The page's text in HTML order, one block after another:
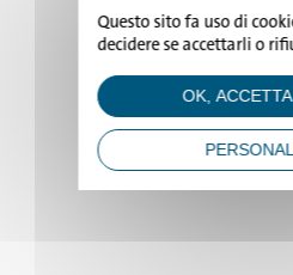
Questo sito fa uso di
decidere se accettarli o
OK,